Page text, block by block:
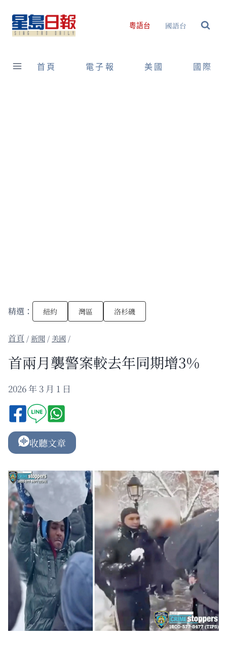
content
粵語台 國語台
首頁 電子報 美國 國際
精選： 紐約 灣區 洛杉磯
/新聞 / 美國 /
首兩月襲警案較去年同期增3%
2026 年 3 月 1 日
收聽文章